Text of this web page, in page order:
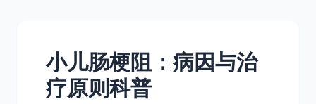
小儿肠梗阻：病因与治
疗原则科普